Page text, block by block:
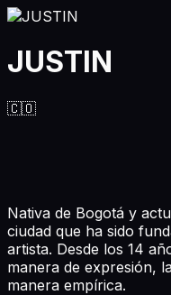
JUSTIN
🇨🇴
Nativa de Bogotá y
ciudad que ha sido
artista. Desde los 14
manera de expresión,
manera empírica.